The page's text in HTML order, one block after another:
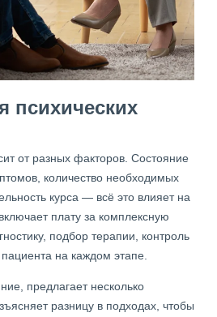
психических
от разных факторов. Состояние
количество необходимых
курса — всё это влияет на
плату за комплексную
подбор терапии, контроль
на каждом этапе.
предлагает несколько
разницу в подходах, чтобы